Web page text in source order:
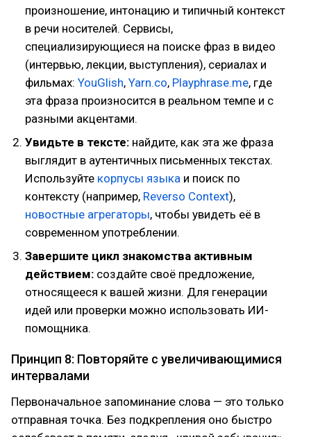
произношение, интонацию и типичный контекст
в речи носителей. Сервисы,
специализирующиеся на поиске фраз в видео
(интервью, лекции, выступления), сериалах и
фильмах: YouGlish, Yarn.co, Playphrase.me, где
эта фраза произносится в реальном темпе и с
разными акцентами.
Увидьте в тексте: найдите, как эта же фраза
выглядит в аутентичных письменных текстах.
Используйте корпусы языка и поиск по
контексту (например, Reverso Context),
новостные агрегаторы, чтобы увидеть её в
современном употреблении.
Завершите цикл знакомства активным
действием: создайте своё предложение,
относящееся к вашей жизни. Для генерации
идей или проверки можно использовать ИИ-
помощника.
Принцип 8: Повторяйте с увеличивающимися
интервалами
Первоначальное запоминание слова — это только
отправная точка. Без подкрепления оно быстро